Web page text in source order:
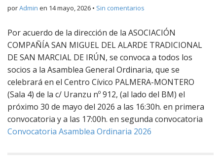
porAdmin en 14 mayo, 2026 • Sin comentarios
Por acuerdo de la dirección de la ASOCIACIÓN
COMPAÑÍA SAN MIGUEL DEL ALARDE TRADICIONAL
DE SAN MARCIAL DE IRÚN, se convoca a todos los
socios a la Asamblea General Ordinaria, que se
celebrará en el Centro Cívico PALMERA-MONTERO
(Sala 4) de la c/ Uranzu nº 912, (al lado del BM) el
próximo 30 de mayo del 2026 a las 16:30h. en primera
convocatoria y a las 17:00h. en segunda convocatoria
Convocatoria Asamblea Ordinaria 2026